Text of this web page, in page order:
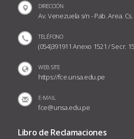
DIRECCIÓN
Av. Venezuela s/n - Pab. Area.
TELÉFONO
(054)391911 Anexo 1521 / Secr.
WEB SITE
https://fce.unsa.edu.pe
E-MAIL
fce@unsa.edu.pe
Libro de Reclamaciones